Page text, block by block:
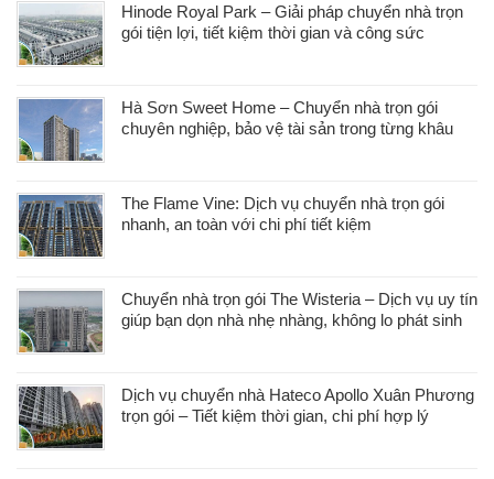
Hinode Royal Park – Giải pháp chuyển nhà trọn
gói tiện lợi, tiết kiệm thời gian và công sức
Hà Sơn Sweet Home – Chuyển nhà trọn gói
chuyên nghiệp, bảo vệ tài sản trong từng khâu
The Flame Vine: Dịch vụ chuyển nhà trọn gói
nhanh, an toàn với chi phí tiết kiệm
Chuyển nhà trọn gói The Wisteria – Dịch vụ uy tín
giúp bạn dọn nhà nhẹ nhàng, không lo phát sinh
Dịch vụ chuyển nhà Hateco Apollo Xuân Phương
trọn gói – Tiết kiệm thời gian, chi phí hợp lý